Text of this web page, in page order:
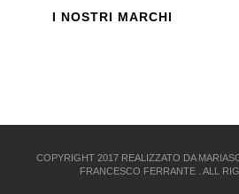
I NOSTRI MARCHI
COPYRIGHT 2017 REALIZZATO DA
FRANCESCO FERRANTE . ALL